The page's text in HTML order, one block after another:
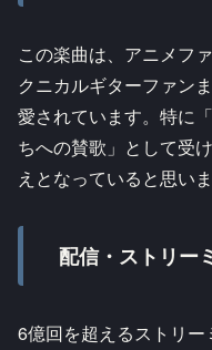
この楽曲は、アニメフ
クニカルギターファン
愛されています。特に
ちへの賛歌」として受
えとなっていると思いま
配信・ストリー
6億回を超えるストリー